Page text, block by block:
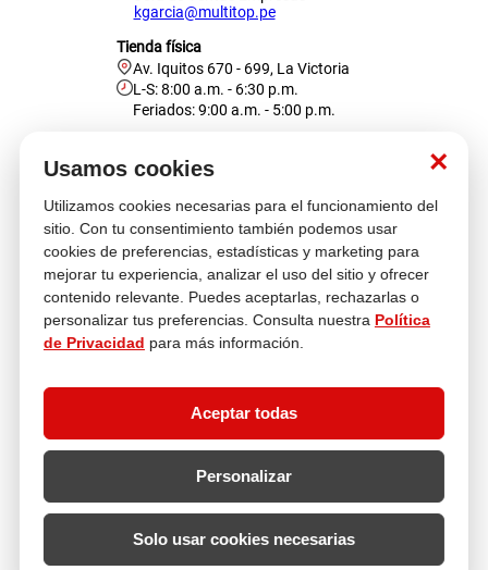
×
Usamos cookies
Utilizamos cookies necesarias para el funcionamiento del
sitio. Con tu consentimiento también podemos usar
cookies de preferencias, estadísticas y marketing para
mejorar tu experiencia, analizar el uso del sitio y ofrecer
contenido relevante. Puedes aceptarlas, rechazarlas o
personalizar tus preferencias. Consulta nuestra Política
de Privacidad para más información.
Aceptar todas
Personalizar
Solo usar cookies necesarias
kgarcia@multitop.pe
Tienda física
Av. Iquitos 670 - 699, La Victoria
L-S: 8:00 a.m. - 6:30 p.m.
Feriados: 9:00 a.m. - 5:00 p.m.
Atención al cliente
Descubre más